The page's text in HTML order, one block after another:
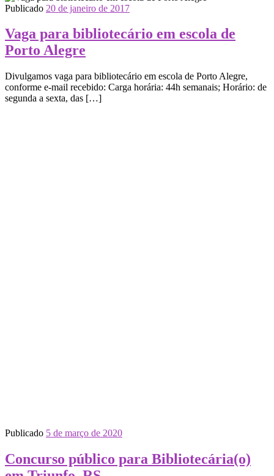
Publicado 20 de janeiro de 2017
Vaga para bibliotecário em escola de
Porto Alegre
Divulgamos vaga para bibliotecário em escola de Porto Alegre,
conforme e-mail recebido: Carga horária: 44h semanais; Horário: de
segunda a sexta, das […]
Publicado 5 de março de 2020
Concurso público para Bibliotecária(o)